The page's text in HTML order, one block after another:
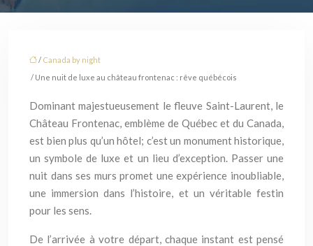
/ Canada by night
/ Une nuit de luxe au château frontenac : rêve québécois
Dominant majestueusement le fleuve Saint-Laurent, le
Château Frontenac, emblème de Québec et du Canada,
est bien plus qu’un hôtel; c’est un monument historique,
un symbole de luxe et un lieu d’exception. Passer une
nuit dans ses murs promet une expérience inoubliable,
une immersion dans l’histoire, et un véritable festin
pour les sens.
De l’arrivée à votre départ, chaque instant est pensé